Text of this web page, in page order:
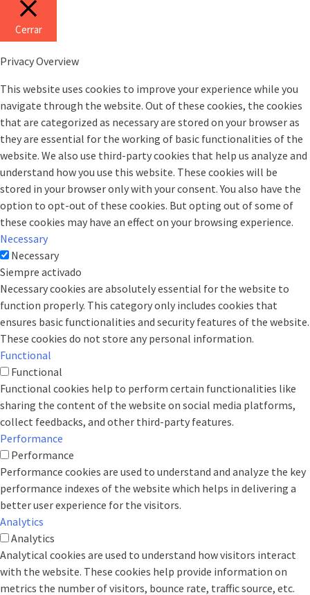
Cerrar
Privacy Overview
This website uses cookies to improve your experience while you
navigate through the website. Out of these cookies, the cookies
that are categorized as necessary are stored on your browser as
they are essential for the working of basic functionalities of the
website. We also use third-party cookies that help us analyze and
understand how you use this website. These cookies will be
stored in your browser only with your consent. You also have the
option to opt-out of these cookies. But opting out of some of
these cookies may have an effect on your browsing experience.
Necessary
Necessary
Siempre activado
Necessary cookies are absolutely essential for the website to
function properly. This category only includes cookies that
ensures basic functionalities and security features of the website.
These cookies do not store any personal information.
Functional
Functional
Functional cookies help to perform certain functionalities like
sharing the content of the website on social media platforms,
collect feedbacks, and other third-party features.
Performance
Performance
Performance cookies are used to understand and analyze the key
performance indexes of the website which helps in delivering a
better user experience for the visitors.
Analytics
Analytics
Analytical cookies are used to understand how visitors interact
with the website. These cookies help provide information on
metrics the number of visitors, bounce rate, traffic source, etc.